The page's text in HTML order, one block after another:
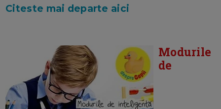
Citeste mai departe aici
Modurile
de